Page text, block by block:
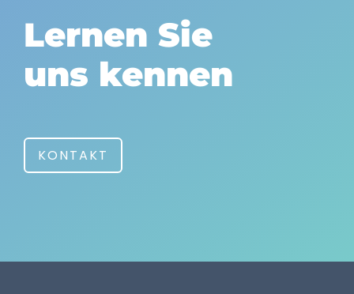
Lernen Sie
uns kennen
KONTAKT